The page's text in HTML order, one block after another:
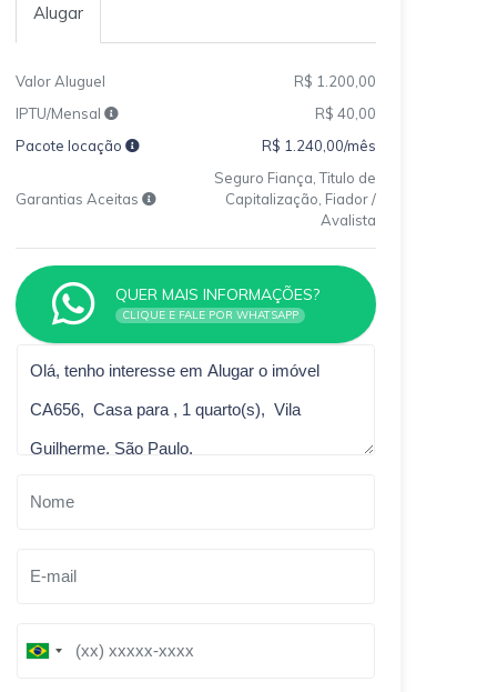
Alugar
Valor Aluguel
R$ 1.200,00
IPTU/Mensal
R$ 40,00
Pacote locação
R$ 1.240,00/mês
Garantias Aceitas
Seguro Fiança, Titulo de
Capitalização, Fiador /
Avalista
QUER MAIS INFORMAÇÕES?
CLIQUE E FALE POR WHATSAPP
B